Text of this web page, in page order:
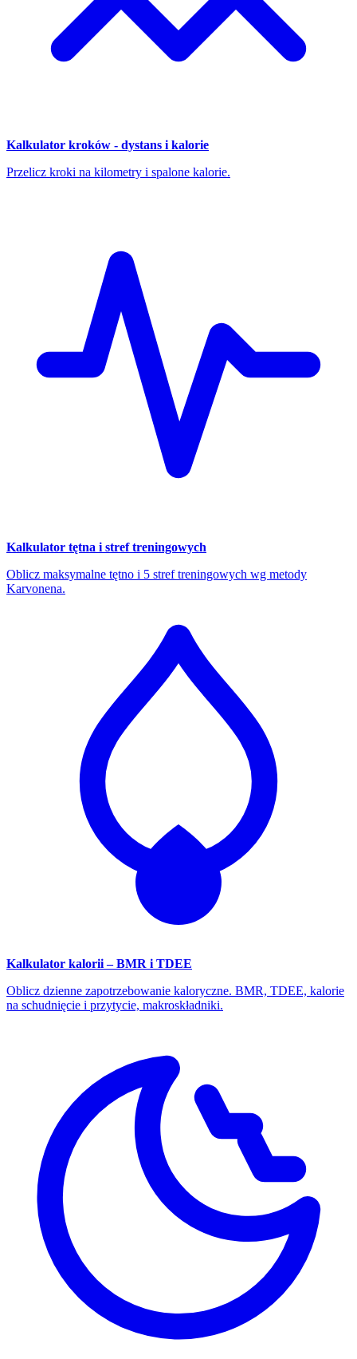
Kalkulator kroków - dystans i kalorie
Przelicz kroki na kilometry i spalone kalorie.
Kalkulator tętna i stref treningowych
Oblicz maksymalne tętno i 5 stref treningowych wg metody
Karvonena.
Kalkulator kalorii – BMR i TDEE
Oblicz dzienne zapotrzebowanie kaloryczne. BMR, TDEE, kalorie
na schudnięcie i przytycie, makroskładniki.